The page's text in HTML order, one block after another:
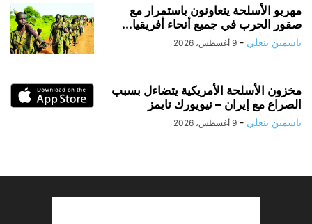
مهربو الأسلحة يتعاونون باستمرار مع
صقور الحرب في جميع أنحاء أفريقيا...
ياسمين بنعلي - 9 أغسطس، 2026
مخزون الأسلحة الأمريكية يتضاءل بسبب
الصراع مع إيران – نيويورك تايمز
ياسمين بنعلي - 9 أغسطس، 2026